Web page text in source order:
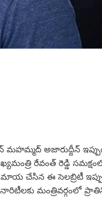
మహమ్మద్ అజారుద్దీన్
రేవంత్ రెడ్డి
చేసిన ఈ సెలబ్రిటీ
మంత్రివర్గంలో